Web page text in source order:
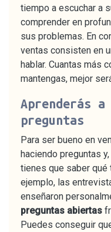
tiempo a escuchar a
comprender en
sus problemas. En
ventas consisten en
hablar. Cuantas más
mantengas, mejor
Aprenderás a
preguntas
Para ser bueno en
haciendo preguntas
tienes que saber qué
ejemplo, las
enseñaron
preguntas abiertas
Puedes conseguir